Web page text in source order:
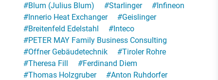
#Blum (Julius Blum) #Starlinger #Infineon
#Innerio Heat Exchanger #Geislinger
#Breitenfeld Edelstahl #Inteco
#PETER MAY Family Business Consulting
#Offner Gebäudetechnik #Tiroler Rohre
#Theresa Fill #Ferdinand Diem
#Thomas Holzgruber #Anton Ruhdorfer